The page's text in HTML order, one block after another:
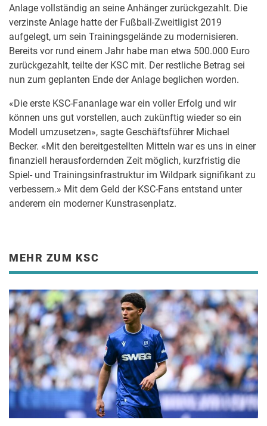
Anlage vollständig an seine Anhänger zurückgezahlt. Die
verzinste Anlage hatte der Fußball-Zweitligist 2019
aufgelegt, um sein Trainingsgelände zu modernisieren.
Bereits vor rund einem Jahr habe man etwa 500.000 Euro
zurückgezahlt, teilte der KSC mit. Der restliche Betrag sei
nun zum geplanten Ende der Anlage beglichen worden.
«Die erste KSC-Fananlage war ein voller Erfolg und wir
können uns gut vorstellen, auch zukünftig wieder so ein
Modell umzusetzen», sagte Geschäftsführer Michael
Becker. «Mit den bereitgestellten Mitteln war es uns in einer
finanziell herausfordernden Zeit möglich, kurzfristig die
Spiel- und Trainingsinfrastruktur im Wildpark signifikant zu
verbessern.» Mit dem Geld der KSC-Fans entstand unter
anderem ein moderner Kunstrasenplatz.
MEHR ZUM KSC